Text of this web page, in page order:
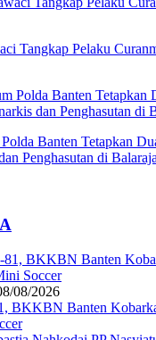
Tangkap Pelaku
Banten Tetapkan
Penghasutan di Balaraja
08/2026
BKKBN Banten